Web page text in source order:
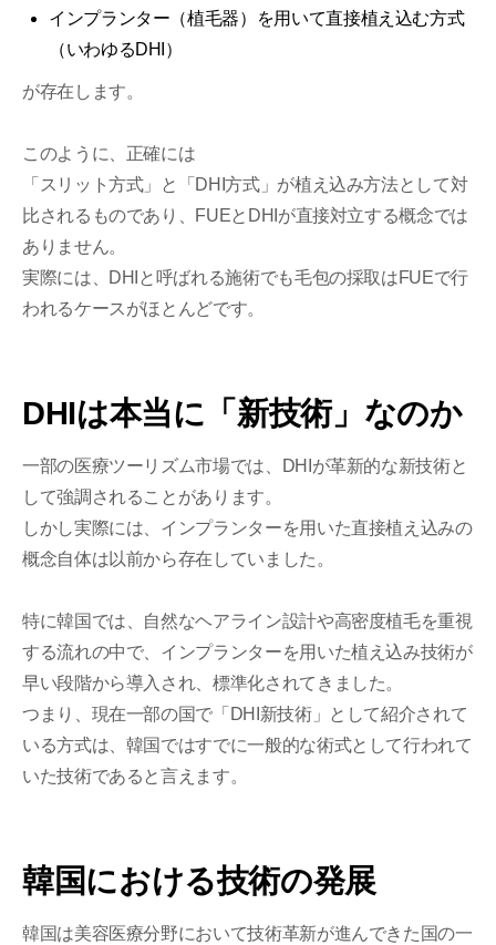
インプランター（植毛器）を用いて直接植え込む方式
（いわゆるDHI）
が存在します。
このように、正確には
「スリット方式」と「DHI方式」が植え込み方法として対
比されるものであり、FUEとDHIが直接対立する概念では
ありません。
実際には、DHIと呼ばれる施術でも毛包の採取はFUEで行
われるケースがほとんどです。
DHIは本当に「新技術」なのか
一部の医療ツーリズム市場では、DHIが革新的な新技術と
して強調されることがあります。
しかし実際には、インプランターを用いた直接植え込みの
概念自体は以前から存在していました。
特に韓国では、自然なヘアライン設計や高密度植毛を重視
する流れの中で、インプランターを用いた植え込み技術が
早い段階から導入され、標準化されてきました。
つまり、現在一部の国で「DHI新技術」として紹介されて
いる方式は、韓国ではすでに一般的な術式として行われて
いた技術であると言えます。
韓国における技術の発展
韓国は美容医療分野において技術革新が進んできた国の一